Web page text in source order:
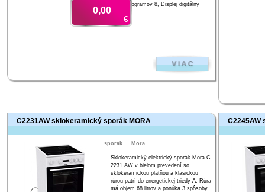
Počet programov 8, Displej digitálny
0,00
€
C2231AW sklokeramický sporák MORA
sporak Mora
Sklokeramický elektrický sporák Mora C
2231 AW v bielom prevedení so
sklokeramickou platňou a klasickou
rúrou patrí do energetickej triedy A. Rúra
má objem 68 litrov a ponúka 3 spôsoby
C2245AW